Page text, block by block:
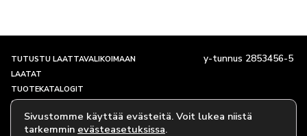
TUTUSTU LAATTAVALIKOIMAAN
LAATAT
TUOTEKATALOGIT
SHOWROOM JA YHTEYSTIEDOT
TARINAMME
EVÄSTEKÄYTÄNTÖ
y-tunnus 2853456-5
Sivustomme käyttää evästeitä. Voit lukea niistä
tarkemmin evästeasetuksissa.